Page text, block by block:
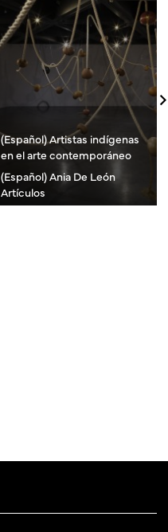
(Español) Artistas indígenas
en el arte contemporáneo
(Español) Ania De León
Artículos